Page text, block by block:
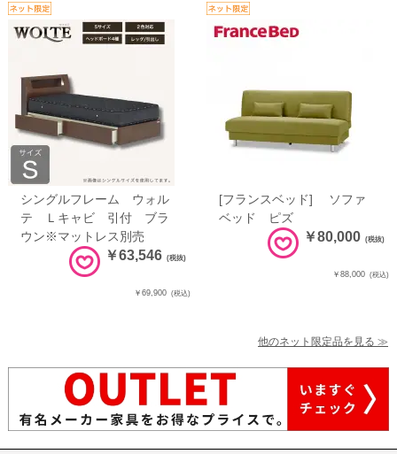
シングルフレーム ウォル
テ Ｌキャビ 引付 ブラ
ウン※マットレス別売
￥63,546 (税抜)
￥69,900 (税込)
[フランスベッド] ソファ
ベッド ピズ
￥80,000 (税抜)
￥88,000 (税込)
他のネット限定品を見る ≫